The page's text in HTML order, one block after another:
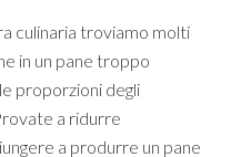
culinaria troviamo molti
in un pane troppo
proporzioni degli
a ridurre
a produrre un pane